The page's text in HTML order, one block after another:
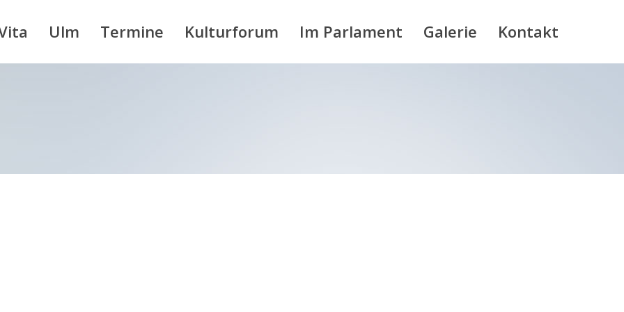
Ulm Termine Kulturforum Im Parlament Galerie Kontakt